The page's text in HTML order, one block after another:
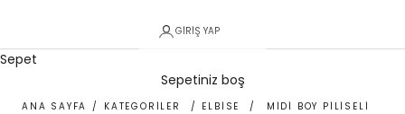
GIRIŞ YAP
Sepet
Sepetiniz boş
ANA SAYFA / KATEGORİLER / ELBİSE / MIDI BOY PILISELI